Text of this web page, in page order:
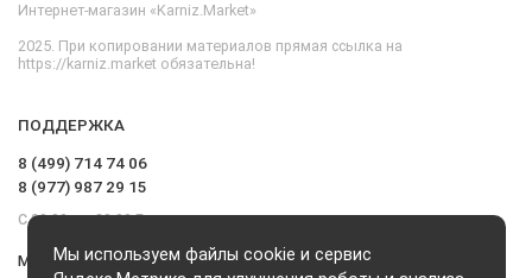
Мы используем файлы cookie и сервис
Интернет-магазин «Karniz.Market»
2025. При копировании материалов прямая ссылка на
https://karniz.market обязательна!
ПОДДЕРЖКА
8 (499) 714 74 06
8 (977) 987 29 15
С 09.00 до 20.00 Без выходных и перерывов
Мы в сети